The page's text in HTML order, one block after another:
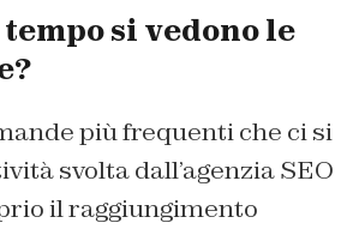
si vedono le
più frequenti che ci si
svolta dall’agenzia SEO
il raggiungimento